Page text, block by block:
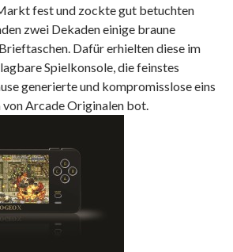
fest und zockte gut betuchten
zwei Dekaden einige braune
Dafür erhielten diese im
Spielkonsole, die feinstes
generierte und kompromisslose eins
von Arcade Originalen bot.